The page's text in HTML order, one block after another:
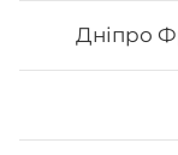
Дніпро